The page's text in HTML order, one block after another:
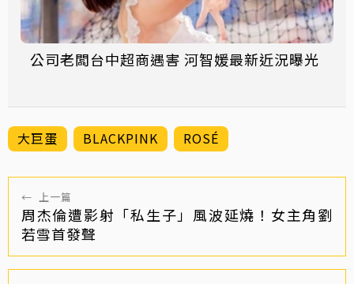
公司老闆台中超商遇害 河智媛最新近況曝光
大巨蛋 BLACKPINK ROSÉ
← 上一篇
周杰倫遭影射「私生子」風波延燒！女主角劉
若雪首發聲